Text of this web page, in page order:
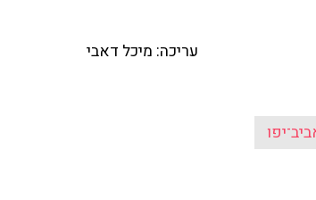
עריכה: מיכל דאבי